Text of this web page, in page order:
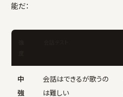
能だ：
中
強
会話はできるが歌うの
は難しい